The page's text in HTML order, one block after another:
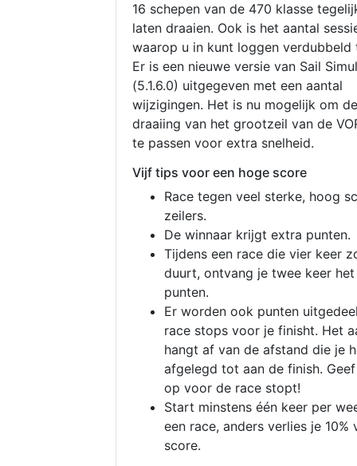
16 schepen van de 470 klasse
laten draaien. Ook is het aantal
waarop u in kunt loggen verdubbeld
Er is een nieuwe versie van Sail
(5.1.6.0) uitgegeven met een aantal
wijzigingen. Het is nu mogelijk om de
draaiing van het grootzeil van de
te passen voor extra snelheid.
Vijf tips voor een hoge score
Race tegen veel sterke, hoog
zeilers.
De winnaar krijgt extra punten.
Tijdens een race die vier keer
duurt, ontvang je twee keer
punten.
Er worden ook punten
race stops voor je finisht. Het
hangt af van de afstand die je
afgelegd tot aan de finish.
op voor de race stopt!
Start minstens één keer per
een race, anders verlies je 10%
score.